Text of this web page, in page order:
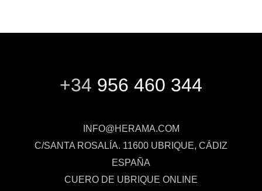
+34 956 460 344
INFO@HERAMA.COM
C/SANTA ROSALÍA. 11600 UBRIQUE, CÁDIZ
ESPAÑA
CUERO DE UBRIQUE ONLINE